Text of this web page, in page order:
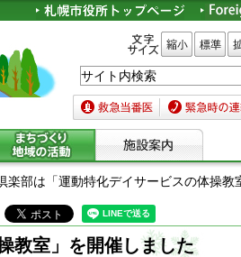
文字サイズ 縮小 標準 拡大
救急当番医 緊急時の連絡
楽部は「運動特化デイサービスの体操教
教室」を開催しました